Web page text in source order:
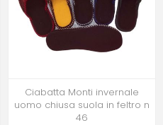
Ciabatta Monti invernale
uomo chiusa suola in feltro n
46